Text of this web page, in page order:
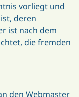
vorliegt und
deren
ist nach dem
die fremden
den Webmaster